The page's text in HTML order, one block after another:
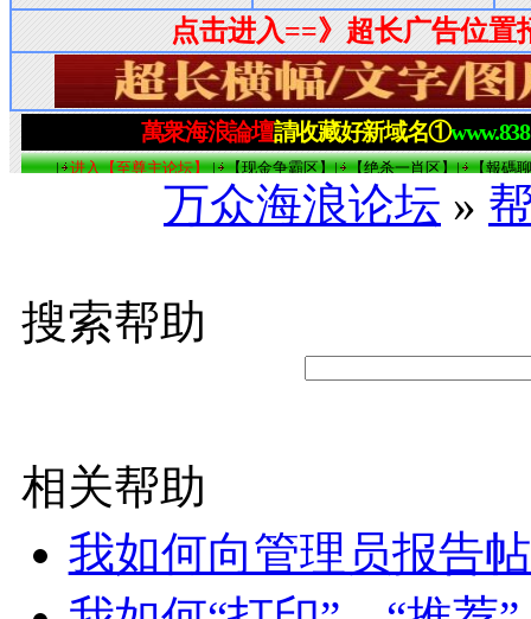
万众海浪论坛 »
搜索帮助
相关帮助
我如何向管理员报告